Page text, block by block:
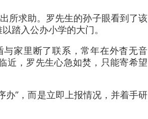
所求助。罗先生的孙子眼看到了该
踏入公办小学的大门。
家里断了联系，常年在外杳无音
近，罗先生心急如焚，只能寄希望
办”，而是立即上报情况，并着手研